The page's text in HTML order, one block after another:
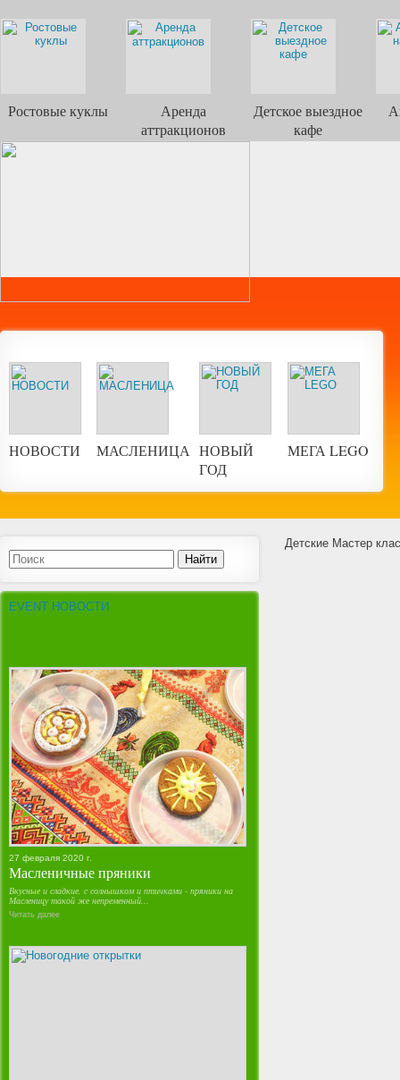
Ростовые куклы
Аренда
аттракционов
Детское выездное
кафе
НОВОСТИ МАСЛЕНИЦА НОВЫЙ
ГОД
МЕГА LEGO
EVENT НОВОСТИ
27 февраля 2020 г.
Масленичные пряники
Вкусные и сладкие, с солнышком и птичками - пряники на
Масленицу такой же непременный...
Читать далее
Детские Мастер